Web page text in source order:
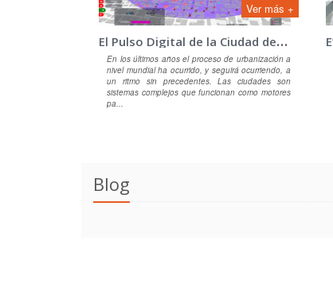
Ver más +
E
l Pulso Digital de la Ciudad de México
En los últimos años el proceso de urbanización a
nivel mundial ha ocurrido, y seguirá ocurriendo, a
un ritmo sin precedentes. Las ciudades son
sistemas complejos que funcionan como motores
pa...
Blog